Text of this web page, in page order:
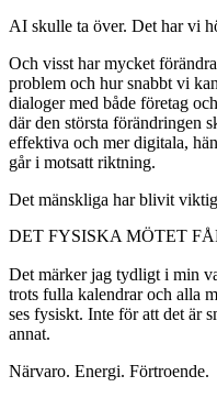
AI skulle ta över. Det har vi
Och visst har mycket
problem och hur snabbt vi
dialoger med både företag
där den största förändringen
effektiva och mer digitala,
går i motsatt riktning.
Det mänskliga har blivit
DET FYSISKA MÖTET
Det märker jag tydligt i min
trots fulla kalendrar och alla
ses fysiskt. Inte för att det är
annat.
Närvaro. Energi. Förtroende.